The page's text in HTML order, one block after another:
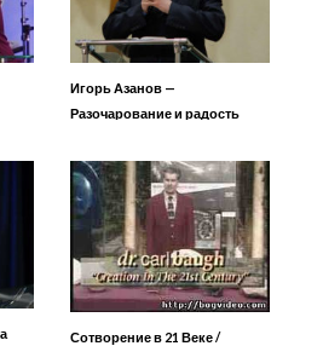
Игорь Азанов —
Разочарование и радость
Сотворение в 21 Веке /